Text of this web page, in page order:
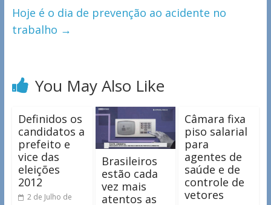
Hoje é o dia de prevenção ao acidente no
trabalho →
You May Also Like
Definidos os
candidatos a
prefeito e
vice das
eleições
2012
2 de Julho de
Brasileiros
estão cada
vez mais
atentos as
Câmara fixa
piso salarial
para
agentes de
saúde e de
controle de
vetores